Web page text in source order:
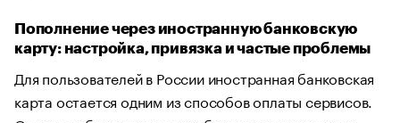
Пополнение через иностранную банковскую
карту: настройка, привязка и частые проблемы
Для пользователей в России иностранная банковская
карта остается одним из способов оплаты сервисов.